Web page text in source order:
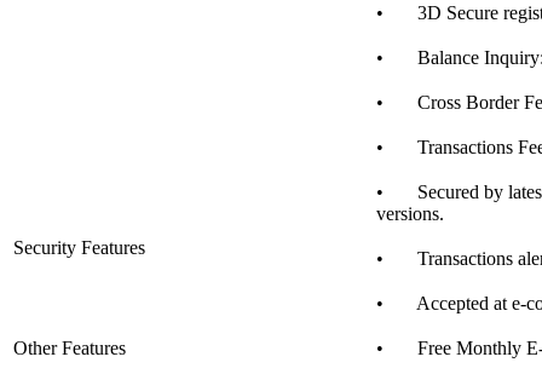
• 3D Secure
• Balance Inquiry:
• Cross Border
• Transactions
Security Features
• Secured by latest
versions.
• Transactions
• Accepted at e-
Other Features • Free Monthly E-